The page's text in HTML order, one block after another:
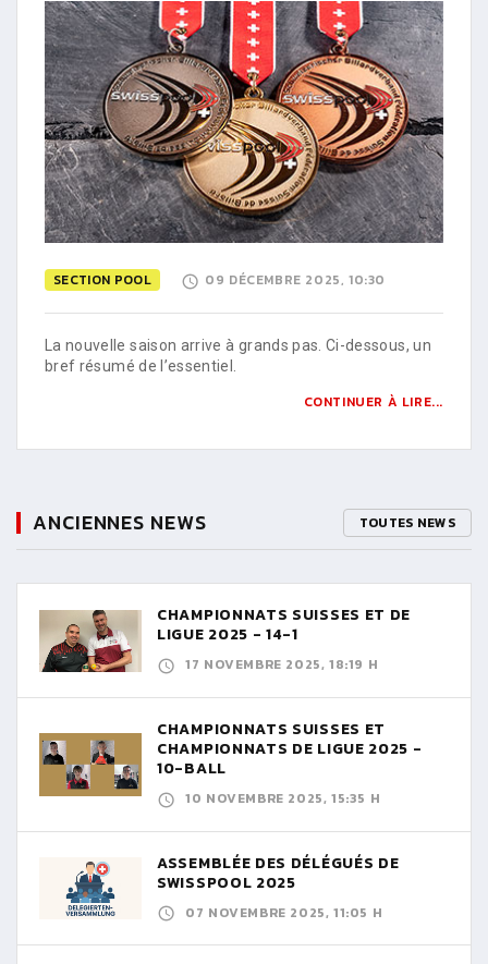
SECTION POOL 09 DÉCEMBRE 2025, 10:30
La nouvelle saison arrive à grands pas. Ci-dessous, un
bref résumé de l’essentiel.
CONTINUER À LIRE...
ANCIENNES NEWS TOUTES NEWS
CHAMPIONNATS SUISSES ET DE
LIGUE 2025 - 14-1
17 NOVEMBRE 2025, 18:19 H
CHAMPIONNATS SUISSES ET
CHAMPIONNATS DE LIGUE 2025 -
10-BALL
10 NOVEMBRE 2025, 15:35 H
ASSEMBLÉE DES DÉLÉGUÉS DE
SWISSPOOL 2025
07 NOVEMBRE 2025, 11:05 H